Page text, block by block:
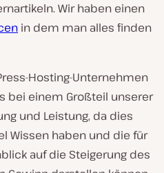
Wir haben einen
in dem man alles finden
Hosting-Unternehmen
bei einem Großteil unserer
und Leistung, da dies
Wissen haben und die für
auf die Steigerung des